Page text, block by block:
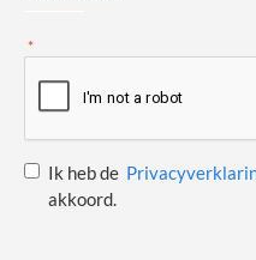
Ik heb de
akkoord.